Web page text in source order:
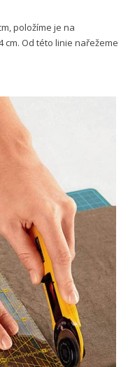
položíme je na
Od této linie nařežeme